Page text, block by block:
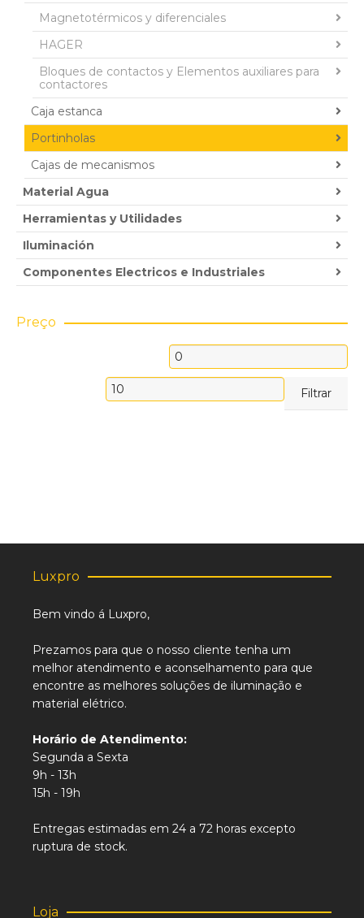
Magnetotérmicos y diferenciales
HAGER
Bloques de contactos y Elementos auxiliares para
contactores
Caja estanca
Portinholas
Cajas de mecanismos
Material Agua
Herramientas y Utilidades
Iluminación
Componentes Electricos e Industriales
Preço
Filtrar
Luxpro
Bem vindo á Luxpro,
Prezamos para que o nosso cliente tenha um
melhor atendimento e aconselhamento para que
encontre as melhores soluções de iluminação e
material elétrico.
Horário de Atendimento:
Segunda a Sexta
9h - 13h
15h - 19h
Entregas estimadas em 24 a 72 horas excepto
ruptura de stock.
Loja